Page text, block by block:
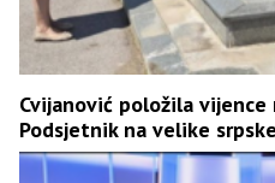
Cvijanović položila vijence
Podsjetnik na velike